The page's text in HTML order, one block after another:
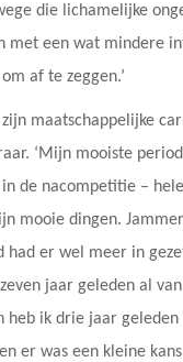
die lichamelijke
met een wat mindere
af te zeggen.’
maatschappelijke
‘Mijn mooiste
de nacompetitie –
mooie dingen.
had er wel meer in
jaar geleden al
heb ik drie jaar
er was een kleine